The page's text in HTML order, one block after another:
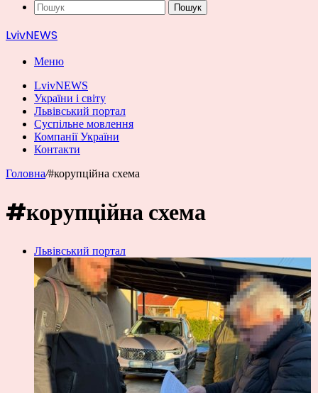
Пошук
LvivNEWS
Меню
LvivNEWS
України і світу
Львівський портал
Суспільне мовлення
Компанії України
Контакти
Головна/#корупційна схема
#корупційна схема
Львівський портал